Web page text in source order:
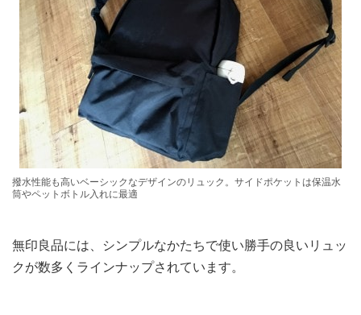
撥水性能も高いベーシックなデザインのリュック。サイドポケットは保温水
筒やペットボトル入れに最適
無印良品には、シンプルなかたちで使い勝手の良いリュッ
クが数多くラインナップされています。